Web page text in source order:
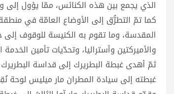
الذي يجمع بين هذه الكنائس، ممّا يؤول إلى
كما تمّ التطرُّق إلى الأوضاع العامّة في
المقدسة، وما تقوم به الكنيسة للوقوف
والأميركتين وأستراليا، وتحدّيات تأمين
ثمّ أهدى غبطة البطريرك إلى قداسة البطريرك
غبطته إلى سيادة المطران مار ميليس لوحة